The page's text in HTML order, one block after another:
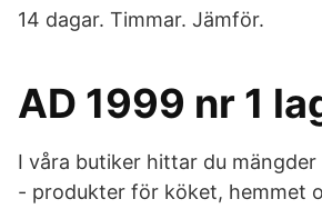
14 dagar. Timmar. Jämför.
AD 1999 nr 1
I våra butiker hittar du
- produkter för köket, hemmet